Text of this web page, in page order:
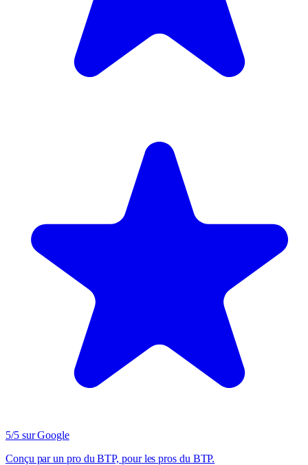
5/5 sur Google
Conçu par un pro du BTP, pour les pros du BTP.